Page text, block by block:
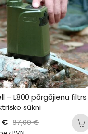
– L800 pārgājienu filtrs
sūkni
€ 87,00€